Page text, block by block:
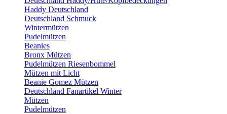
Haddy Deutschland
Deutschland Schmuck
Wintermützen
Pudelmützen
Beanies
Bronx Mützen
Pudelmützen Riesenbommel
Mützen mit Licht
Beanie Gomez Mützen
Deutschland Fanartikel Winter
Mützen
Pudelmützen